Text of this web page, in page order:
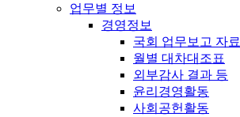
업무별 정보
경영정보
국회 업무보고 자료
월별 대차대조표
외부감사 결과 등
윤리경영활동
사회공헌활동